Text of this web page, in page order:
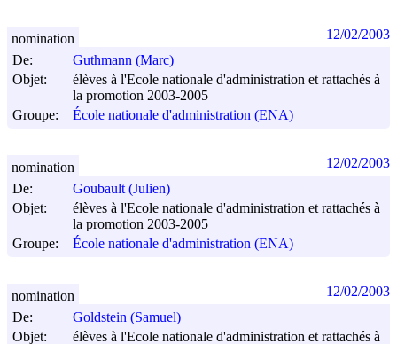
De:
Guthmann (Marc)
Objet:
élèves à l'Ecole nationale d'administration et rattachés à
la promotion 2003-2005
Groupe:
École nationale d'administration (ENA)
nomination 12/02/2003
De:
Goubault (Julien)
Objet:
élèves à l'Ecole nationale d'administration et rattachés à
la promotion 2003-2005
Groupe:
École nationale d'administration (ENA)
nomination 12/02/2003
De:
Goldstein (Samuel)
Objet:
élèves à l'Ecole nationale d'administration et rattachés à
nomination 12/02/2003